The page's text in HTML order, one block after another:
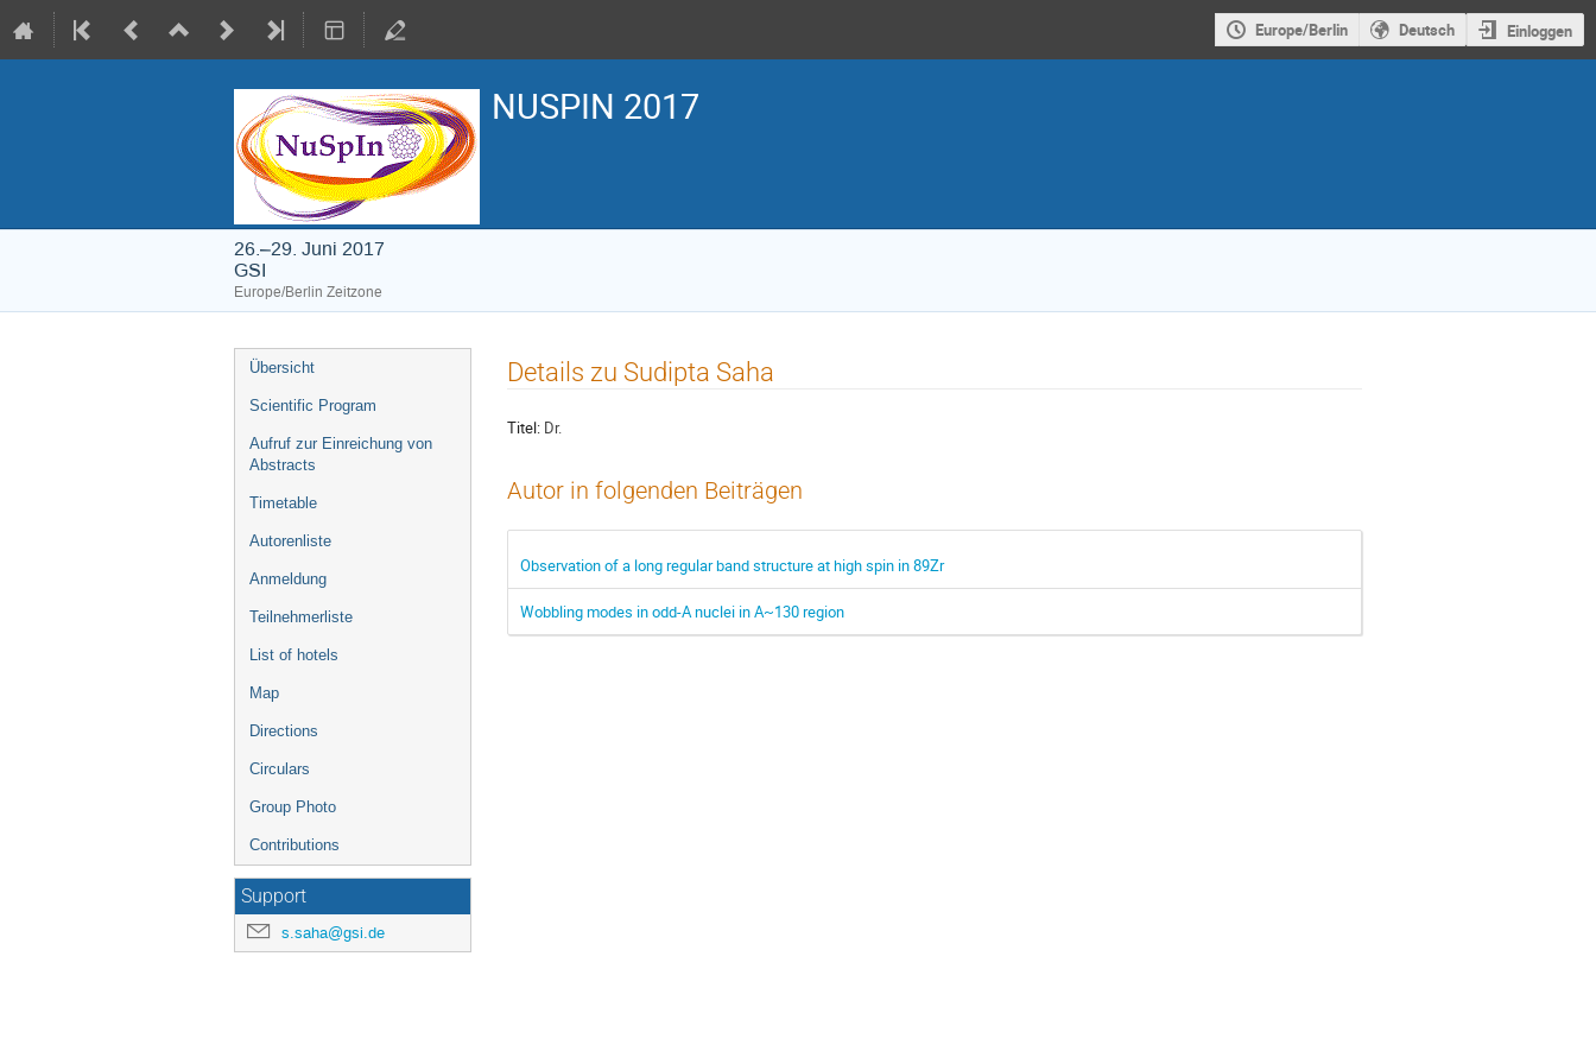
Europe/Berlin Deutsch Einloggen
NUSPIN 2017
26.–29. Juni 2017
GSI
Europe/Berlin Zeitzone
Veranstaltungsmenü
Übersicht
Scientific Program
Aufruf zur Einreichung von
Abstracts
Timetable
Autorenliste
Anmeldung
Teilnehmerliste
List of hotels
Map
Directions
Circulars
Group Photo
Contributions
Support
s.saha@gsi.de
Details zu Sudipta Saha
Titel: Dr.
Autor in folgenden Beiträgen
Observation of a long regular band structure at high spin in 89Zr
Wobbling modes in odd-A nuclei in A~130 region